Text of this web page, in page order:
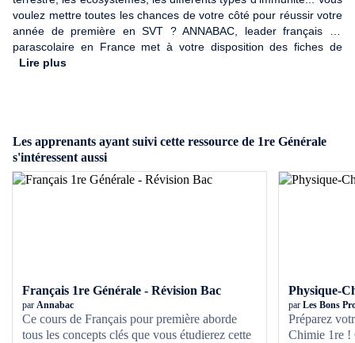
voulez mettre toutes les chances de votre côté pour réussir votre
année de première en SVT ? ANNABAC, leader français du
parascolaire en France met à votre disposition des fiches de
révision, des quiz et des annales corrigées de SVT 1re pour vous
Lire plus
Les apprenants ayant suivi cette ressource de 1re Générale
s'intéressent aussi
Français 1re Générale - Révision Bac
par Annabac
Ce cours de Français pour première aborde
tous les concepts clés que vous étudierez cette
Physique-
par Les Bons
Préparez
Chimie 1re !